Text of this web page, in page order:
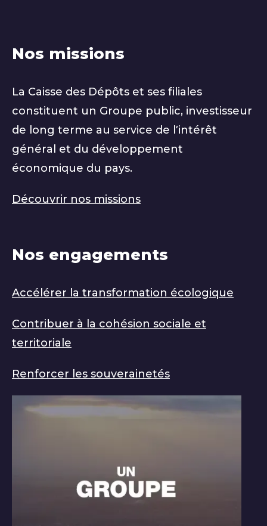
Nos missions
La Caisse des Dépôts et ses filiales
constituent un Groupe public, investisseur
de long terme au service de l’intérêt
général et du développement
économique du pays.
Découvrir nos missions
Nos engagements
Accélérer la transformation écologique
Contribuer à la cohésion sociale et
territoriale
Renforcer les souverainetés